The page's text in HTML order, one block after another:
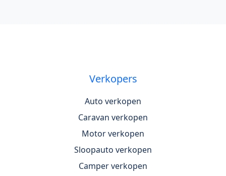
Verkopers
Auto verkopen
Caravan verkopen
Motor verkopen
Sloopauto verkopen
Camper verkopen